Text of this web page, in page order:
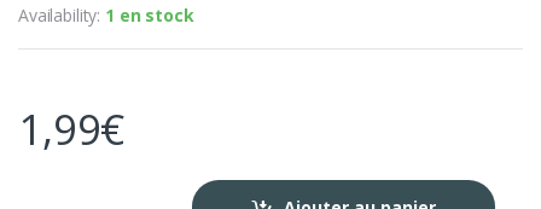
Availability: 1 en stock
1,99€